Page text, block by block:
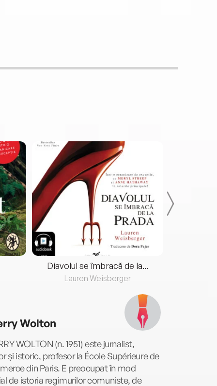
Diavolul se îmbracă de la...
Lauren Weisberger
Wolton
WOLTON (n. 1951) este jurnalist,
și istoric, profesor la École Supérieure de
din Paris. E preocupat în mod
de istoria regimurilor comuniste, de